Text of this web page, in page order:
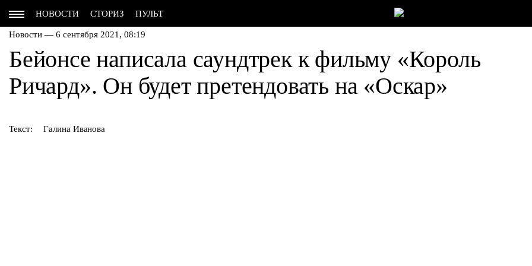
НОВОСТИ СТОРИЗ ПУЛЬТ
Новости — 6 сентября 2021, 08:19
Бейонсе написала саундтрек к фильму «Король
Ричард». Он будет претендовать на «Оскар»
Текст: Галина Иванова